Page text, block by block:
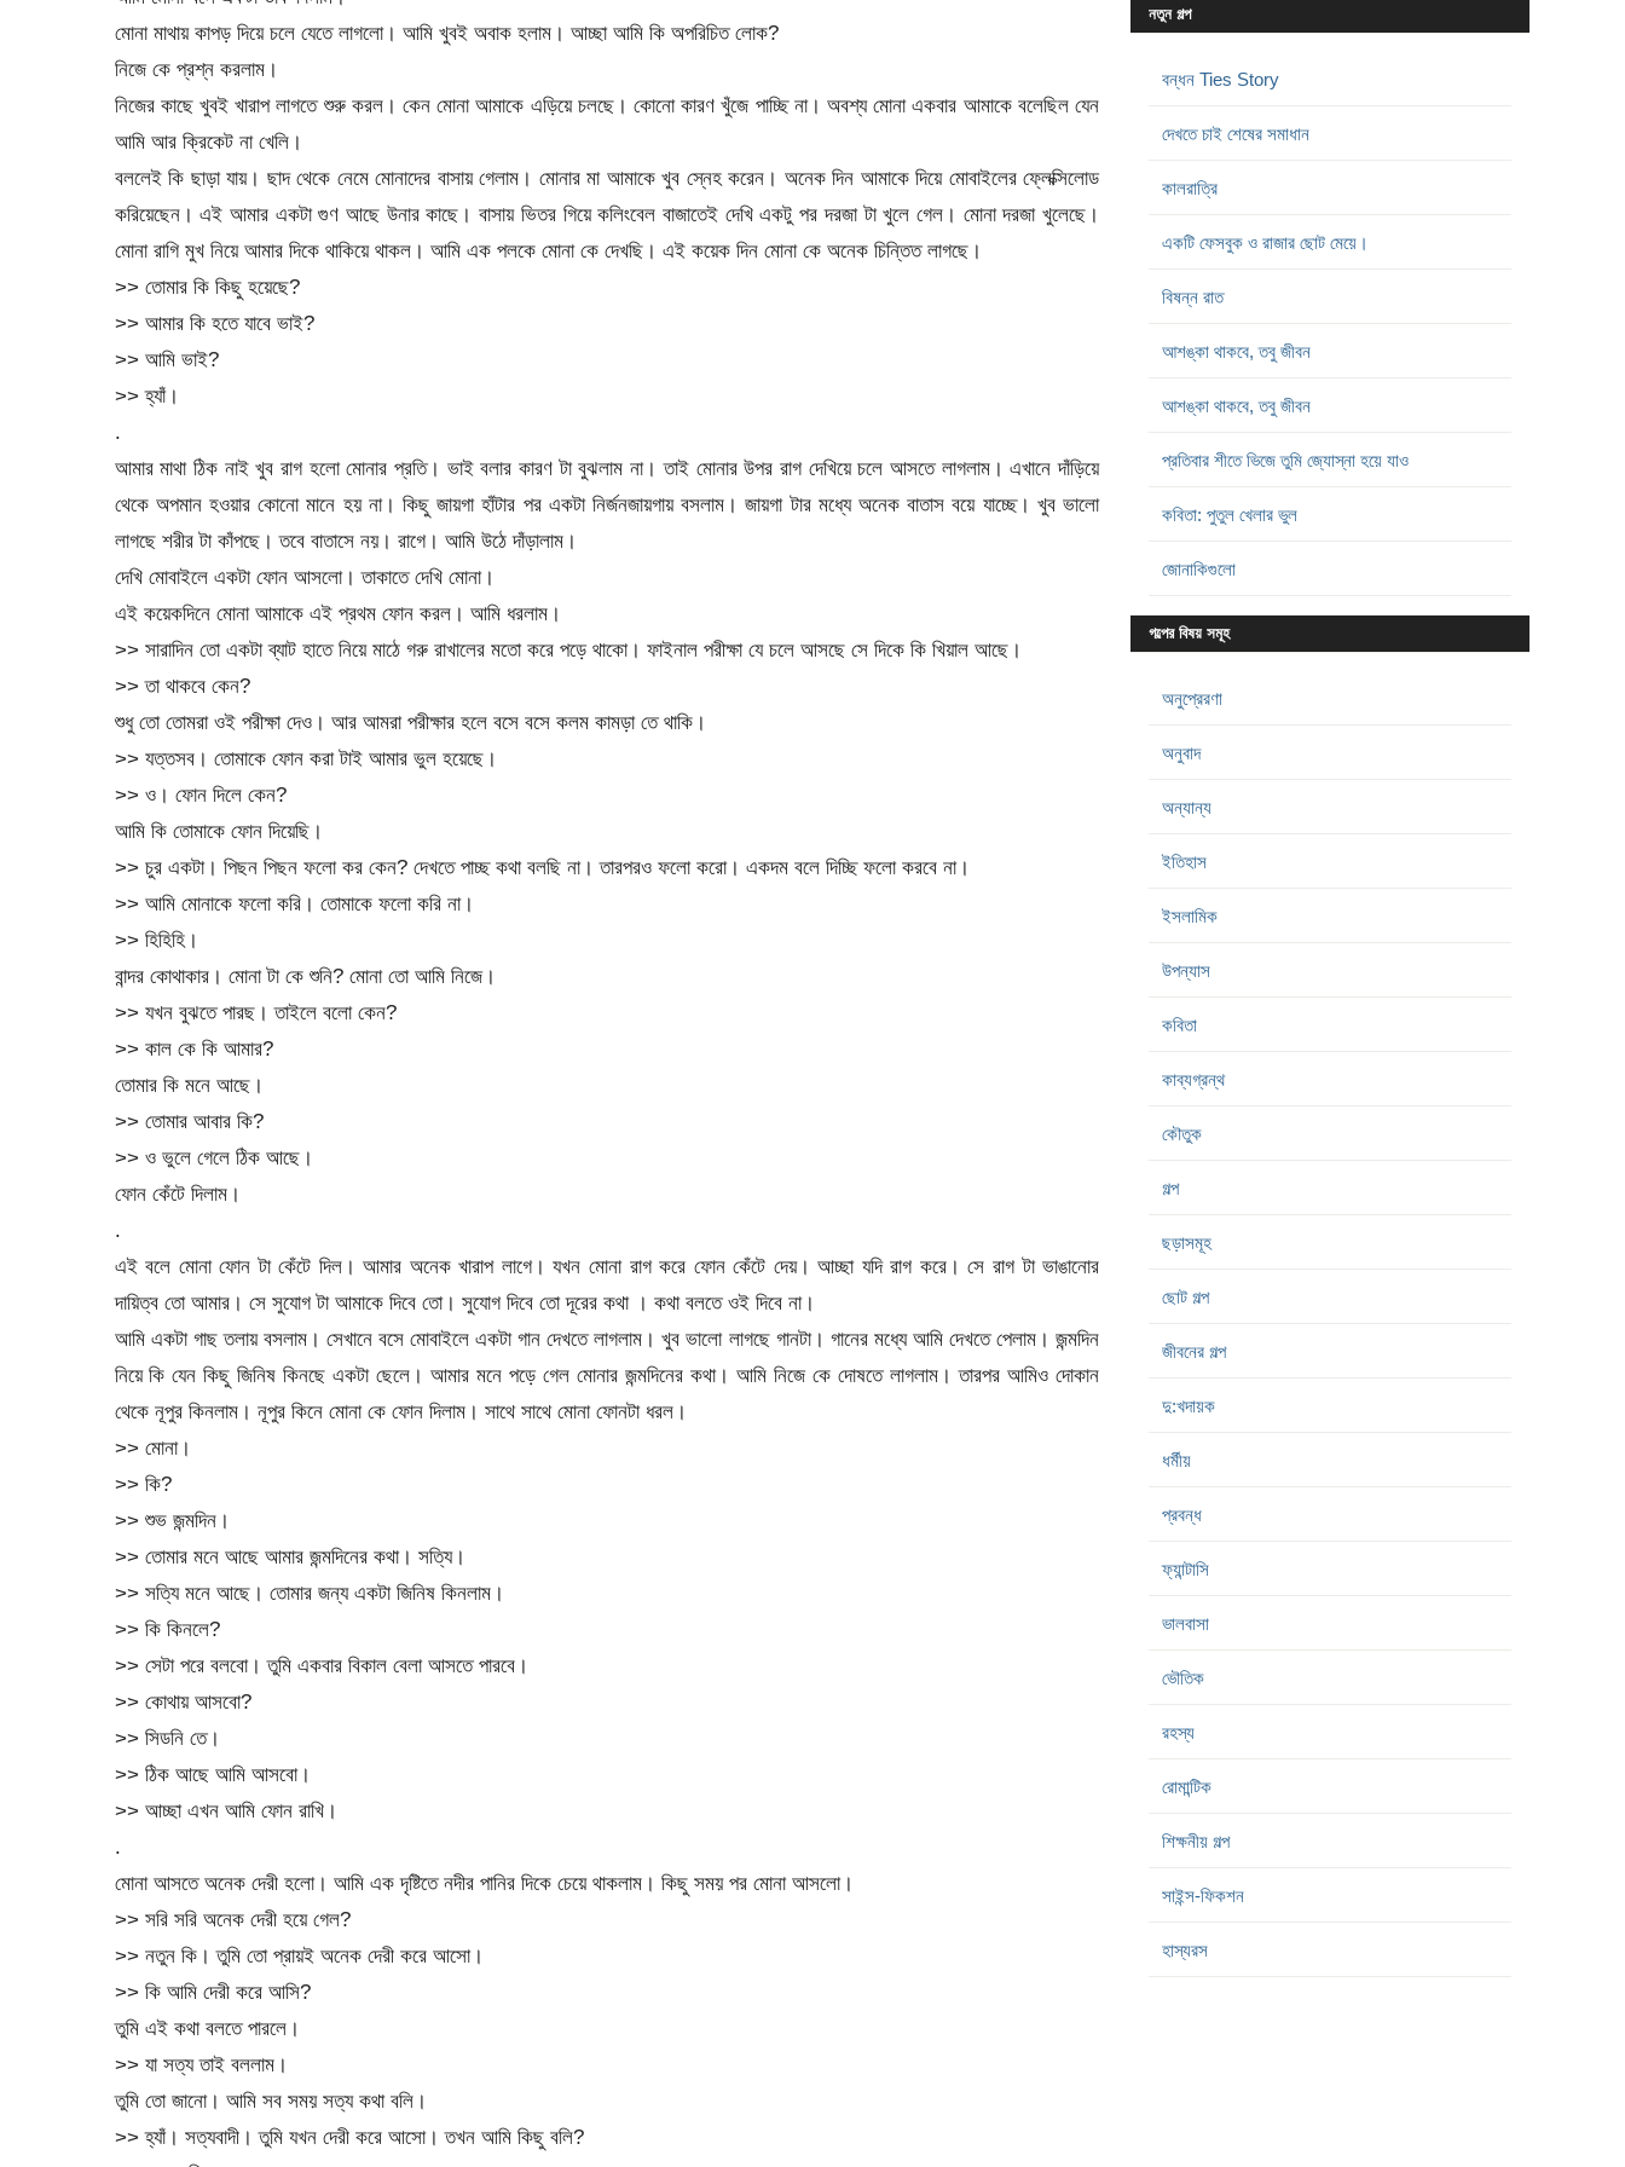
মোনা মাথায় কাপড় দিয়ে চলে যেতে লাগলো। আমি খুবই অবাক হলাম। আচ্ছা আমি কি অপরিচিত লোক?
নিজে কে প্রশ্ন করলাম।
নিজের কাছে খুবই খারাপ লাগতে শুরু করল। কেন মোনা আমাকে এড়িয়ে চলছে। কোনো কারণ খুঁজে পাচ্ছি না। অবশ্য মোনা একবার আমাকে বলেছিল যেন
আমি আর ক্রিকেট না খেলি।
বললেই কি ছাড়া যায়। ছাদ থেকে নেমে মোনাদের বাসায় গেলাম। মোনার মা আমাকে খুব স্নেহ করেন। অনেক দিন আমাকে দিয়ে মোবাইলের ফ্লেক্সিলোড
করিয়েছেন। এই আমার একটা গুণ আছে উনার কাছে। বাসায় ভিতর গিয়ে কলিংবেল বাজাতেই দেখি একটু পর দরজা টা খুলে গেল। মোনা দরজা খুলেছে।
মোনা রাগি মুখ নিয়ে আমার দিকে থাকিয়ে থাকল। আমি এক পলকে মোনা কে দেখছি। এই কয়েক দিন মোনা কে অনেক চিন্তিত লাগছে।
>> তোমার কি কিছু হয়েছে?
>> আমার কি হতে যাবে ভাই?
>> আমি ভাই?
>> হ্যাঁ।
.
আমার মাথা ঠিক নাই খুব রাগ হলো মোনার প্রতি। ভাই বলার কারণ টা বুঝলাম না। তাই মোনার উপর রাগ দেখিয়ে চলে আসতে লাগলাম। এখানে দাঁড়িয়ে
থেকে অপমান হওয়ার কোনো মানে হয় না। কিছু জায়গা হাঁটার পর একটা নির্জনজায়গায় বসলাম। জায়গা টার মধ্যে অনেক বাতাস বয়ে যাচ্ছে। খুব ভালো
লাগছে শরীর টা কাঁপছে। তবে বাতাসে নয়। রাগে। আমি উঠে দাঁড়ালাম।
দেখি মোবাইলে একটা ফোন আসলো। তাকাতে দেখি মোনা।
এই কয়েকদিনে মোনা আমাকে এই প্রথম ফোন করল। আমি ধরলাম।
>> সারাদিন তো একটা ব্যাট হাতে নিয়ে মাঠে গরু রাখালের মতো করে পড়ে থাকো। ফাইনাল পরীক্ষা যে চলে আসছে সে দিকে কি খিয়াল আছে।
>> তা থাকবে কেন?
শুধু তো তোমরা ওই পরীক্ষা দেও। আর আমরা পরীক্ষার হলে বসে বসে কলম কামড়া তে থাকি।
>> যত্তসব। তোমাকে ফোন করা টাই আমার ভুল হয়েছে।
>> ও। ফোন দিলে কেন?
আমি কি তোমাকে ফোন দিয়েছি।
>> চুর একটা। পিছন পিছন ফলো কর কেন? দেখতে পাচ্ছ কথা বলছি না। তারপরও ফলো করো। একদম বলে দিচ্ছি ফলো করবে না।
>> আমি মোনাকে ফলো করি। তোমাকে ফলো করি না।
>> হিহিহি।
বান্দর কোথাকার। মোনা টা কে শুনি? মোনা তো আমি নিজে।
>> যখন বুঝতে পারছ। তাইলে বলো কেন?
>> কাল কে কি আমার?
তোমার কি মনে আছে।
>> তোমার আবার কি?
>> ও ভুলে গেলে ঠিক আছে।
ফোন কেঁটে দিলাম।
.
এই বলে মোনা ফোন টা কেঁটে দিল। আমার অনেক খারাপ লাগে। যখন মোনা রাগ করে ফোন কেঁটে দেয়। আচ্ছা যদি রাগ করে। সে রাগ টা ভাঙানোর
দায়িত্ব তো আমার। সে সুযোগ টা আমাকে দিবে তো। সুযোগ দিবে তো দূরের কথা । কথা বলতে ওই দিবে না।
আমি একটা গাছ তলায় বসলাম। সেখানে বসে মোবাইলে একটা গান দেখতে লাগলাম। খুব ভালো লাগছে গানটা। গানের মধ্যে আমি দেখতে পেলাম। জন্মদিন
নিয়ে কি যেন কিছু জিনিষ কিনছে একটা ছেলে। আমার মনে পড়ে গেল মোনার জন্মদিনের কথা। আমি নিজে কে দোষতে লাগলাম। তারপর আমিও দোকান
থেকে নূপুর কিনলাম। নূপুর কিনে মোনা কে ফোন দিলাম। সাথে সাথে মোনা ফোনটা ধরল।
>> মোনা।
>> কি?
>> শুভ জন্মদিন।
>> তোমার মনে আছে আমার জন্মদিনের কথা। সত্যি।
>> সত্যি মনে আছে। তোমার জন্য একটা জিনিষ কিনলাম।
>> কি কিনলে?
>> সেটা পরে বলবো। তুমি একবার বিকাল বেলা আসতে পারবে।
>> কোথায় আসবো?
>> সিডনি তে।
>> ঠিক আছে আমি আসবো।
>> আচ্ছা এখন আমি ফোন রাখি।
.
মোনা আসতে অনেক দেরী হলো। আমি এক দৃষ্টিতে নদীর পানির দিকে চেয়ে থাকলাম। কিছু সময় পর মোনা আসলো।
>> সরি সরি অনেক দেরী হয়ে গেল?
>> নতুন কি। তুমি তো প্রায়ই অনেক দেরী করে আসো।
>> কি আমি দেরী করে আসি?
তুমি এই কথা বলতে পারলে।
>> যা সত্য তাই বললাম।
তুমি তো জানো। আমি সব সময় সত্য কথা বলি।
>> হ্যাঁ। সত্যবাদী। তুমি যখন দেরী করে আসো। তখন আমি কিছু বলি?
নতুন গল্প
বন্ধন Ties Story
দেখতে চাই শেষের সমাধান
কালরাত্রি
একটি ফেসবুক ও রাজার ছোট মেয়ে।
বিষন্ন রাত
আশঙ্কা থাকবে, তবু জীবন
আশঙ্কা থাকবে, তবু জীবন
প্রতিবার শীতে ভিজে তুমি জ্যোস্না হয়ে যাও
কবিতা: পুতুল খেলার ভুল
জোনাকিগুলো
গল্পের বিষয় সমূহ
অনুপ্রেরণা
অনুবাদ
অন্যান্য
ইতিহাস
ইসলামিক
উপন্যাস
কবিতা
কাব্যগ্রন্থ
কৌতুক
গল্প
ছড়াসমূহ
ছোট গল্প
জীবনের গল্প
দু:খদায়ক
ধর্মীয়
প্রবন্ধ
ফ্যান্টাসি
ভালবাসা
ভৌতিক
রহস্য
রোমান্টিক
শিক্ষনীয় গল্প
সাইন্স-ফিকশন
হাস্যরস